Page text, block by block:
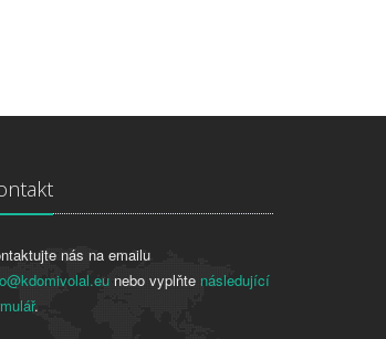
nás na emailu
nebo vyplňte následující
.